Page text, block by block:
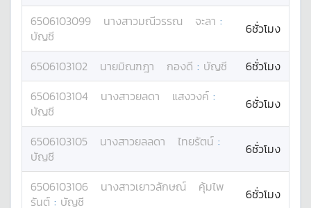
6506103099 นางสาวมณีวรรณ จะลา :
บัญชี
6ชั่วโมง
6506103102 นายมิณฑฎา กองดี : บัญชี
6ชั่วโมง
6506103104
นางสาวยลดา แสงวงค์ :
บัญชี
6ชั่วโมง
6506103105 นางสาวยลลดา ไทยรัตน์ :
บัญชี
6ชั่วโมง
6506103106 นางสาวเยาวลักษณ์
คุ้มไพ
รันต์ : บัญชี 6ชั่วโมง